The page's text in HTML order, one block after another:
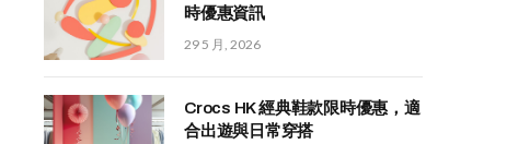
時優惠資訊
29 5 月, 2026
Crocs HK 經典鞋款限時優惠，適
合出遊與日常穿搭